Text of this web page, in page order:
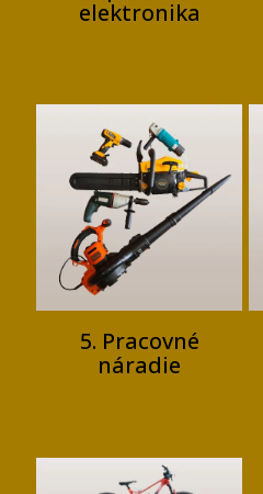
elektronika
5. Pracovné
náradie